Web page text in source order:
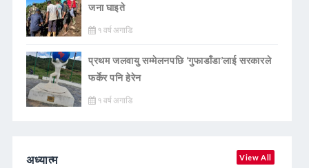
जना घाइते
१ वर्ष अगाडि
प्रथम जलवायु सम्मेलनपछि ‘गुफाडाँडा’लाई सरकारले
फर्केर पनि हेरेन
१ वर्ष अगाडि
अध्यात्म View All